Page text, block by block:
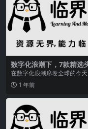
数字化浪潮下，7款精选
风暴软件革新团队创意体
在数字化浪潮席卷全球的今天
统的头脑风暴模式正面临前所
的变革。从硅谷的创新...
1 年前